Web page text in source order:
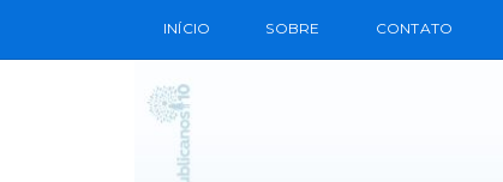
INÍCIO SOBRE CONTATO